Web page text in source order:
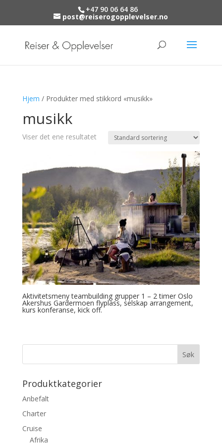
+47 90 06 64 86
post@reiserogopplevelser.no
Hjem / Produkter med stikkord «musikk»
musikk
Viser det ene resultatet
Aktivitetsmeny teambuilding grupper 1 – 2 timer Oslo
Akershus Gardermoen flyplass, selskap arrangement,
kurs konferanse, kick off.
Produktkategorier
Anbefalt
Charter
Cruise
Afrika